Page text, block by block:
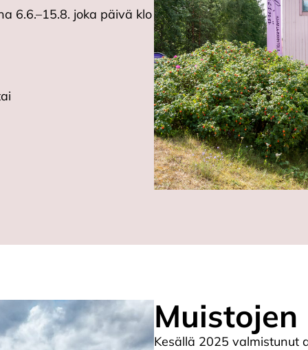
6.6.–15.8. joka päivä klo
Kesällä 2025 valmistunut